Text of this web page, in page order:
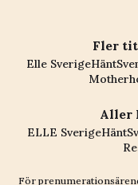
Fler
Elle SverigeHänt
Aller
ELLE SverigeHänt
För